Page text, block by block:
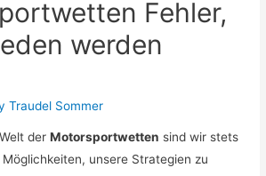
Fehler,
werden
Traudel Sommer
derMotorsportwetten sind wir stets
unsere Strategien zu